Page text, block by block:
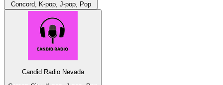
Concord, K-pop, J-pop, Pop
Candid Radio Nevada